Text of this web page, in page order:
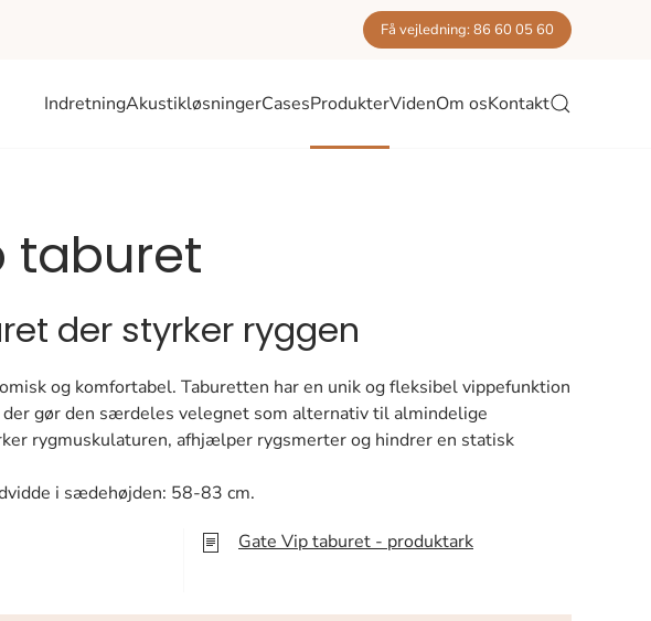
Få vejledning: 86 60 05 60
IndretningAkustikløsningerCasesProdukterVidenOm osKontakt
taburet
der styrker ryggen
og komfortabel. Taburetten har en unik og fleksibel vippefunktion
gør den særdeles velegnet som alternativ til almindelige
rygmuskulaturen, afhjælper rygsmerter og hindrer en statisk
i sædehøjden: 58-83 cm.
Gate Vip taburet - produktark